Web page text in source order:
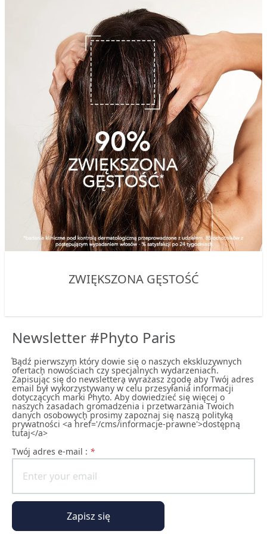
ZWIĘKSZONA GĘSTOŚĆ
Newsletter #Phyto Paris
ͣBądź pierwszym͕ który dowie się o naszych ekskluzywnych
ofertach͕ nowościach czy specjalnych wydarzeniach͘.
Zapisując się do newslettera͕ wyrażasz zgodę͕ aby Twój adres
email był wykorzystywany w celu przesyłania informacji
dotyczących marki Phyto. Aby dowiedzieć się więcej o
naszych zasadach gromadzenia i przetwarzania Twoich
danych osobowych͕ prosimy zapoznaj się naszą polityką
prywatności <a href='/cms/informacje-prawne'>dostępną
tutaj</a>
Twój adres e-mail : *
Zapisz się